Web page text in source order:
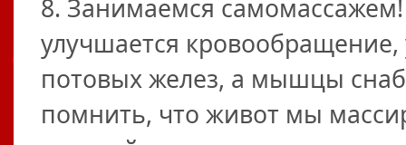
8. Занимаемся
улучшается
потовых желез, а мышцы
помнить, что живот мы